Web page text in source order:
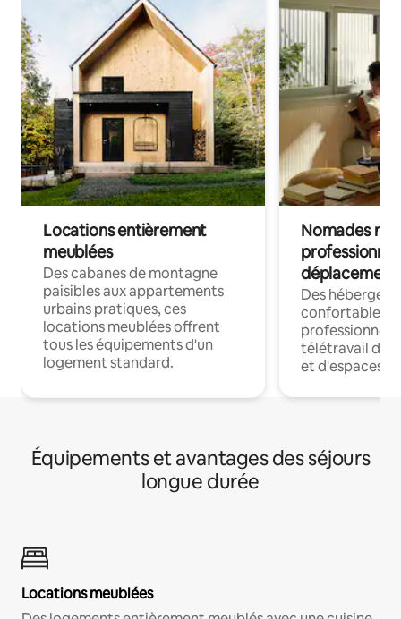
Locations entièrement
meublées
Des cabanes de montagne
paisibles aux appartements
urbains pratiques, ces
locations meublées offrent
tous les équipements d'un
logement standard.
Nomades
déplacement
Des
confortables
professionnels
télétravail
et d'espaces
Équipements et avantages des séjours
longue durée
Locations meublées